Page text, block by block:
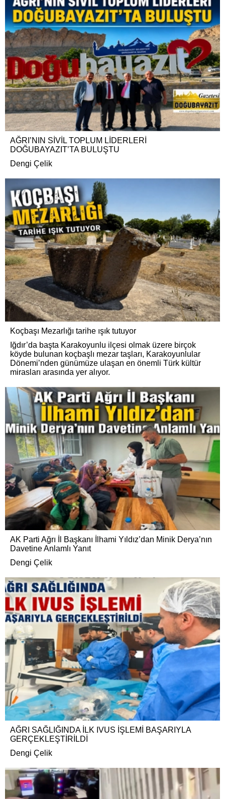
AĞRI’NIN SİVİL TOPLUM LİDERLERİ
DOĞUBAYAZIT’TA BULUŞTU
Dengi Çelik
Koçbaşı Mezarlığı tarihe ışık tutuyor
Iğdır’da başta Karakoyunlu ilçesi olmak üzere birçok
köyde bulunan koçbaşlı mezar taşları, Karakoyunlular
Dönemi’nden günümüze ulaşan en önemli Türk kültür
mirasları arasında yer alıyor.
AK Parti Ağrı İl Başkanı İlhami Yıldız’dan Minik Derya’nın
Davetine Anlamlı Yanıt
Dengi Çelik
AĞRI SAĞLIĞINDA İLK IVUS İŞLEMİ BAŞARIYLA
GERÇEKLEŞTİRİLDİ
Dengi Çelik